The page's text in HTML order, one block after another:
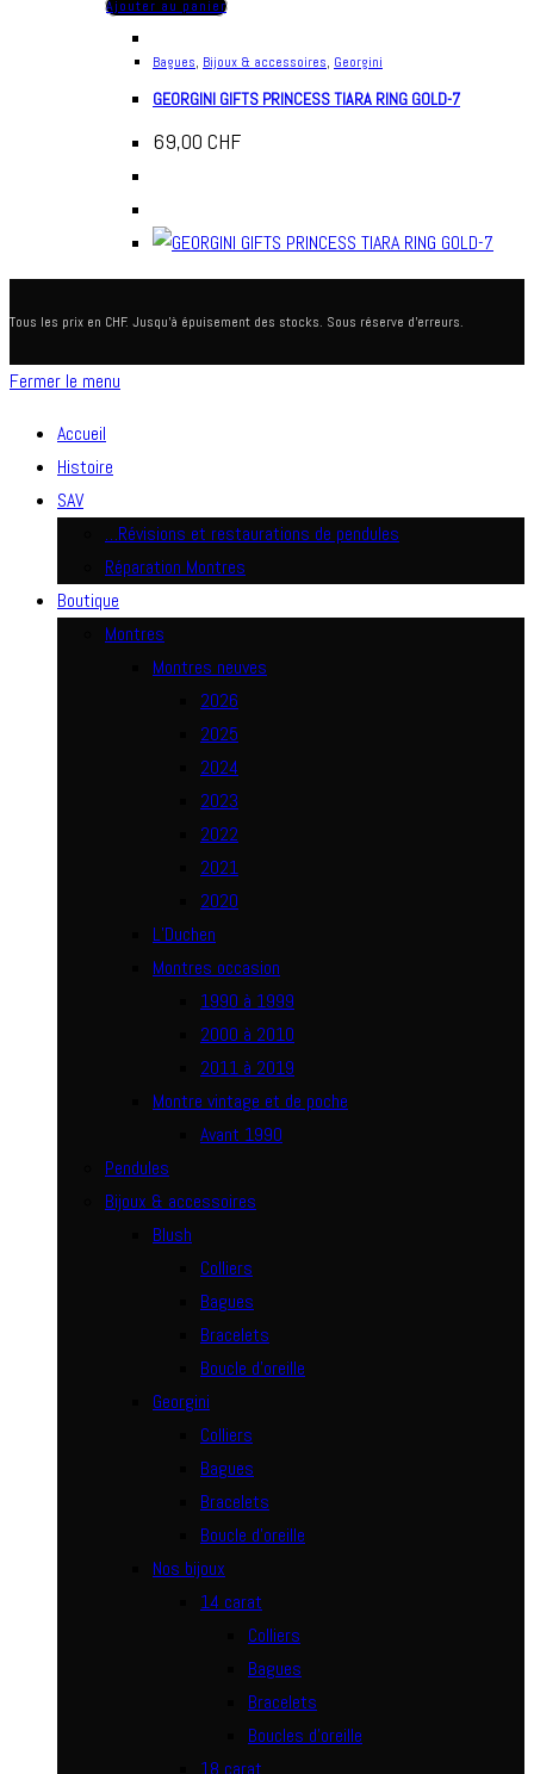
Ajouter au panier
Bagues, Bijoux & accessoires, Georgini
GEORGINI GIFTS PRINCESS TIARA RING GOLD-7
69,00 CHF
Tous les prix en CHF. Jusqu'à épuisement des stocks. Sous réserve d'erreurs.
Fermer le menu
Accueil
Histoire
SAV
…Révisions et restaurations de pendules
Réparation Montres
Boutique
Montres
Montres neuves
2026
2025
2024
2023
2022
2021
2020
L’Duchen
Montres occasion
1990 à 1999
2000 à 2010
2011 à 2019
Montre vintage et de poche
Avant 1990
Pendules
Bijoux & accessoires
Blush
Colliers
Bagues
Bracelets
Boucle d’oreille
Georgini
Colliers
Bagues
Bracelets
Boucle d’oreille
Nos bijoux
14 carat
Colliers
Bagues
Bracelets
Boucles d’oreille
18 carat